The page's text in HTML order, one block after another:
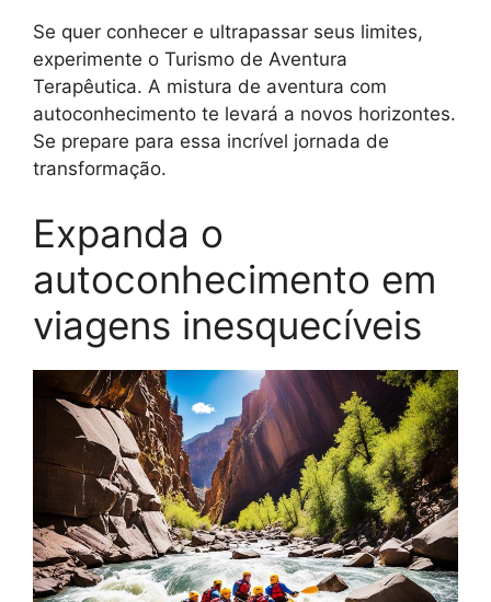
Se quer conhecer e ultrapassar seus limites,
experimente o Turismo de Aventura
Terapêutica. A mistura de aventura com
autoconhecimento te levará a novos horizontes.
Se prepare para essa incrível jornada de
transformação.
Expanda o
autoconhecimento em
viagens inesquecíveis